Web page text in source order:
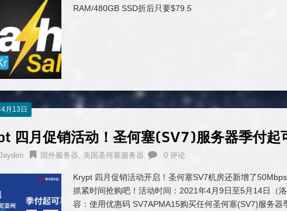
RAM/480GB SSD折后只要$79.5
月13日
四月促销活动！圣何塞(SV7)服务器季付
国外服务器, 美国圣何塞服务器 0 评论
Krypt 四月促销活动开启！圣何塞SV7机房还新增了
抓紧时间抢购吧！活动时间：2021年4月9日至5月14日（
容：使用优惠码 SV7APMA15购买任何圣何塞(SV7)服务器